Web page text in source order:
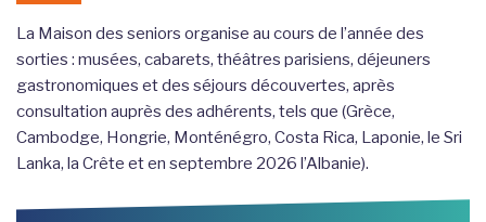
La Maison des seniors organise au cours de l’année des
sorties : musées, cabarets, théâtres parisiens, déjeuners
gastronomiques et des séjours découvertes, après
consultation auprès des adhérents, tels que (Grèce,
Cambodge, Hongrie, Monténégro, Costa Rica, Laponie, le Sri
Lanka, la Crête et en septembre 2026 l’Albanie).